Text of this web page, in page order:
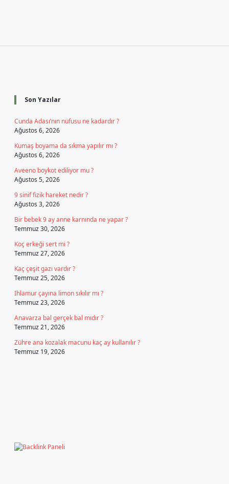
Son Yazılar
Cunda Adası’nın nüfusu ne kadardır ?
Ağustos 6, 2026
Kumaş boyama da sıkma yapılır mı ?
Ağustos 6, 2026
Aveeno boykot ediliyor mu ?
Ağustos 5, 2026
9 sinif fizik hareket nedir ?
Ağustos 3, 2026
Bir bebek 9 ay anne karnında ne yapar ?
Temmuz 30, 2026
Koç erkeği sert mi ?
Temmuz 27, 2026
Kaç çeşit gazı vardır ?
Temmuz 25, 2026
Ihlamur çayına limon sıkılır mı ?
Temmuz 23, 2026
Anavarza bal gerçek bal mıdır ?
Temmuz 21, 2026
Zühre ana kozalak macunu kaç ay kullanılır ?
Temmuz 19, 2026